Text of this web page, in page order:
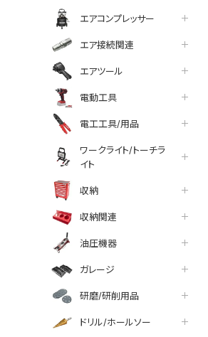
エアコンプレッサー
エア接続関連
エアツール
電動工具
電工工具/用品
ワークライト/トーチラ
イト
収納
収納関連
油圧機器
ガレージ
研磨/研削用品
ドリル/ホールソー
facebook
line